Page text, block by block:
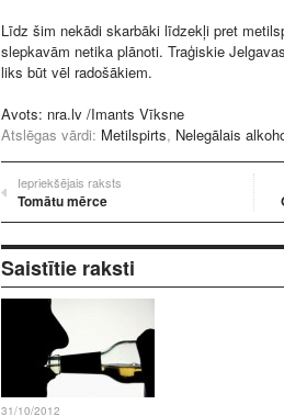
Līdz šim nekādi skarbāki līdzekļi pret
slepkavām netika plānoti. Traģiskie
liks būt vēl radošākiem.
Avots: nra.lv /Imants Vīksne
Atslēgas vārdi: Metilspirts, Nelegālais
Iepriekšējais raksts
Tomātu mērce
Saistītie raksti
31/10/2012